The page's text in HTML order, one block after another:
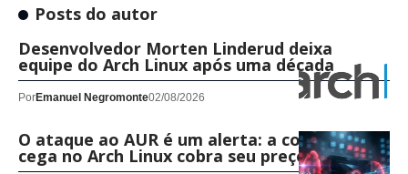
Posts do autor
Desenvolvedor Morten Linderud deixa
equipe do Arch Linux após uma década
PorEmanuel Negromonte02/08/2026
O ataque ao AUR é um alerta: a conveniência
cega no Arch Linux cobra seu preço